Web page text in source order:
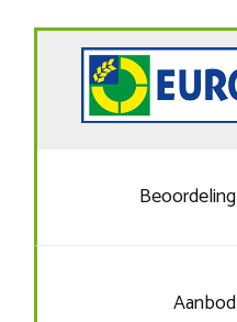
Beoordeling
Aanbod